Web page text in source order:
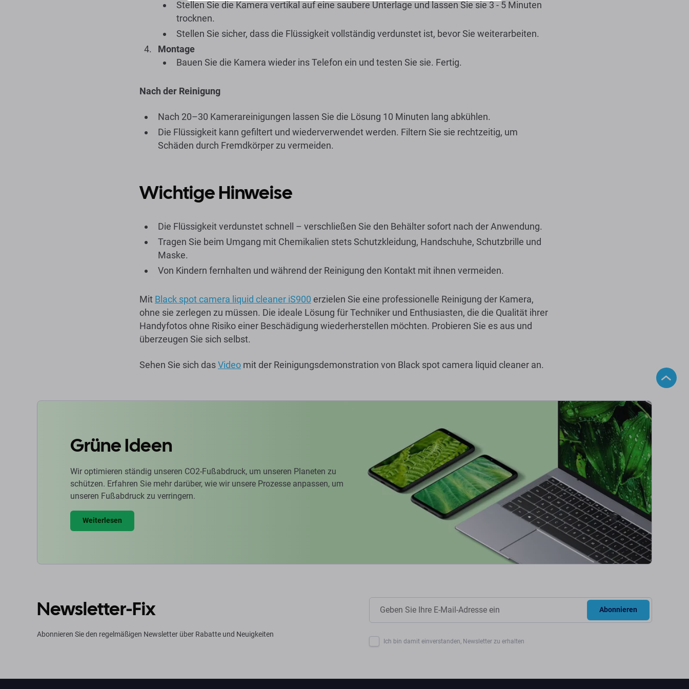
Stellen Sie die Kamera vertikal auf eine saubere Unterlage und lassen Sie sie 3 - 5 Minuten
trocknen.
Stellen Sie sicher, dass die Flüssigkeit vollständig verdunstet ist, bevor Sie weiterarbeiten.
Montage
Bauen Sie die Kamera wieder ins Telefon ein und testen Sie sie. Fertig.
Nach der Reinigung
Nach 20–30 Kamerareinigungen lassen Sie die Lösung 10 Minuten lang abkühlen.
Die Flüssigkeit kann gefiltert und wiederverwendet werden. Filtern Sie sie rechtzeitig, um
Schäden durch Fremdkörper zu vermeiden.
Wichtige Hinweise
Die Flüssigkeit verdunstet schnell – verschließen Sie den Behälter sofort nach der Anwendung.
Tragen Sie beim Umgang mit Chemikalien stets Schutzkleidung, Handschuhe, Schutzbrille und
Maske.
Von Kindern fernhalten und während der Reinigung den Kontakt mit ihnen vermeiden.
Mit Black spot camera liquid cleaner iS900 erzielen Sie eine professionelle Reinigung der Kamera,
ohne sie zerlegen zu müssen. Die ideale Lösung für Techniker und Enthusiasten, die die Qualität ihrer
Handyfotos ohne Risiko einer Beschädigung wiederherstellen möchten. Probieren Sie es aus und
überzeugen Sie sich selbst.
Sehen Sie sich dasVideo mit der Reinigungsdemonstration von Black spot camera liquid cleaner an.
Grüne Ideen
Wir optimieren ständig unseren CO2-Fußabdruck, um unseren Planeten zu
schützen. Erfahren Sie mehr darüber, wie wir unsere Prozesse anpassen, um
unseren Fußabdruck zu verringern.
Weiterlesen
Newsletter-Fix
Abonnieren Sie den regelmäßigen Newsletter über Rabatte und Neuigkeiten
Abonnieren
Ich bin damit einverstanden, Newsletter zu erhalten